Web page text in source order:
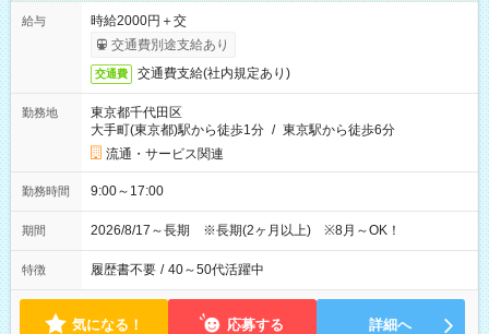
給与
時給2000円＋交
交通費別途支給あり
交通費 交通費支給(社内規定あり)
勤務地
東京都千代田区
大手町(東京都)駅から徒歩1分 / 東京駅から徒歩6分
流通・サービス関連
勤務時間 9:00～17:00
期間 2026/8/17～長期 ※長期(2ヶ月以上) ※8月～OK！
特徴 履歴書不要 / 40～50代活躍中
気になる！ 応募する 詳細へ